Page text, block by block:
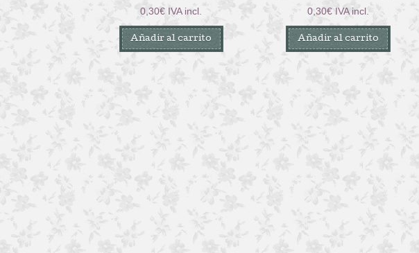
0,30€ IVA incl.
Añadir al carrito
0,30€ IVA incl.
Añadir al carrito